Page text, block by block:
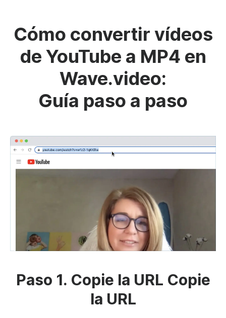
Cómo convertir vídeos
de YouTube a MP4 en
Wave.video:
Guía paso a paso
Paso 1. Copie la URL Copie
la URL